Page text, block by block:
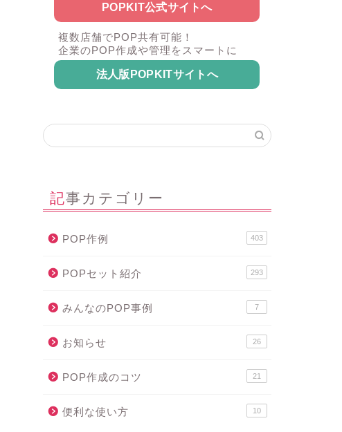
POPKIT公式サイトへ
複数店舗でPOP共有可能！
企業のPOP作成や管理をスマートに
法人版POPKITサイトへ
記事カテゴリー
POP作例 403
POPセット紹介 293
みんなのPOP事例 7
お知らせ 26
POP作成のコツ 21
便利な使い方 10